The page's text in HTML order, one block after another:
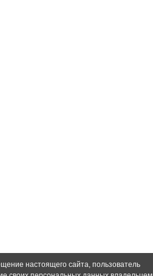
настоящего сайта, пользователь